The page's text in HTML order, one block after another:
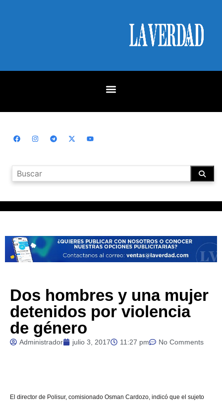
Dos hombres y una mujer
detenidos por violencia
de género
Administrador julio 3, 2017 11:27 pm No Comments
El director de Polisur, comisionado Osman Cardozo, indicó que el sujeto